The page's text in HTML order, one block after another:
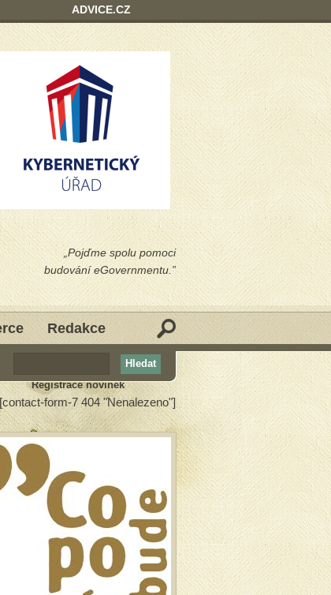
„Pojďme spolu pomoci
budování eGovernmentu.”
Redakce
Registrace novinek
[contact-form-7 404 "Nenalezeno"]
ADVICE.CZ